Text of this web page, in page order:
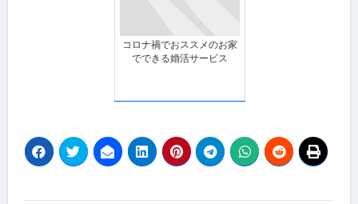
コロナ禍でおススメのお家
でできる婚活サービス